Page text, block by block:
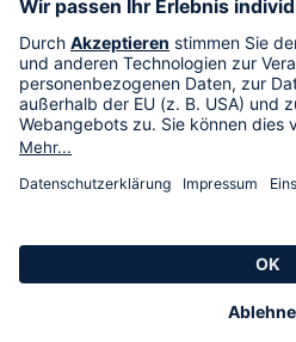
Im TV
HSE International